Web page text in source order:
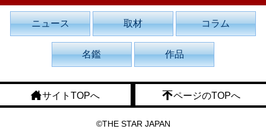
ニュース 取材 コラム
名鑑 作品
サイトTOPへ ページのTOPへ
©THE STAR JAPAN